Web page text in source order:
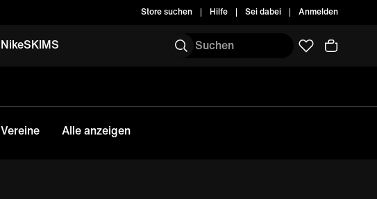
Store suchen Hilfe Sei dabei Anmelden
NikeSKIMS
Vereine Alle anzeigen